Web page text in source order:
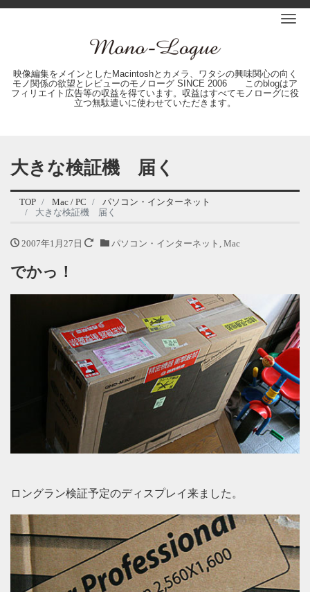
映像編集をメインとしたMacintoshとカメラ、ワタシの興味関心の向く
モノ関係の欲望とレビューのモノローグ SINCE 2006 このblogはア
フィリエイト広告等の収益を得ています。収益はすべてモノローグに役
立つ無駄遣いに使わせていただきます。
大きな検証機 届く
TOP Mac / PC
パソコン・インターネット
大きな検証機 届く
2007年1月27日 パソコン・インターネット , Mac
でかっ！
ロングラン検証予定のディスプレイ来ました。